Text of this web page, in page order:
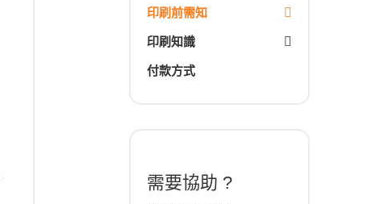
印刷前需知
印刷知識
付款方式
需要協助 ?